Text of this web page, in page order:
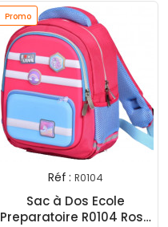
Promo
Réf : R0104
Sac à Dos Ecole
Preparatoire R0104 Rose